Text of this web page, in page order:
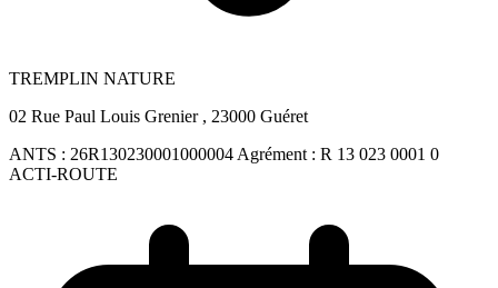
TREMPLIN NATURE
02 Rue Paul Louis Grenier , 23000 Guéret
ANTS : 26R130230001000004 Agrément : R 13 023 0001 0
ACTI-ROUTE